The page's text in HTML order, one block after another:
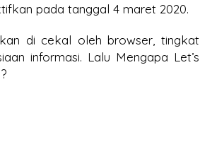
pada tanggal 4 maret 2020.
di cekal oleh browser, tingkat
informasi. Lalu Mengapa Let’s